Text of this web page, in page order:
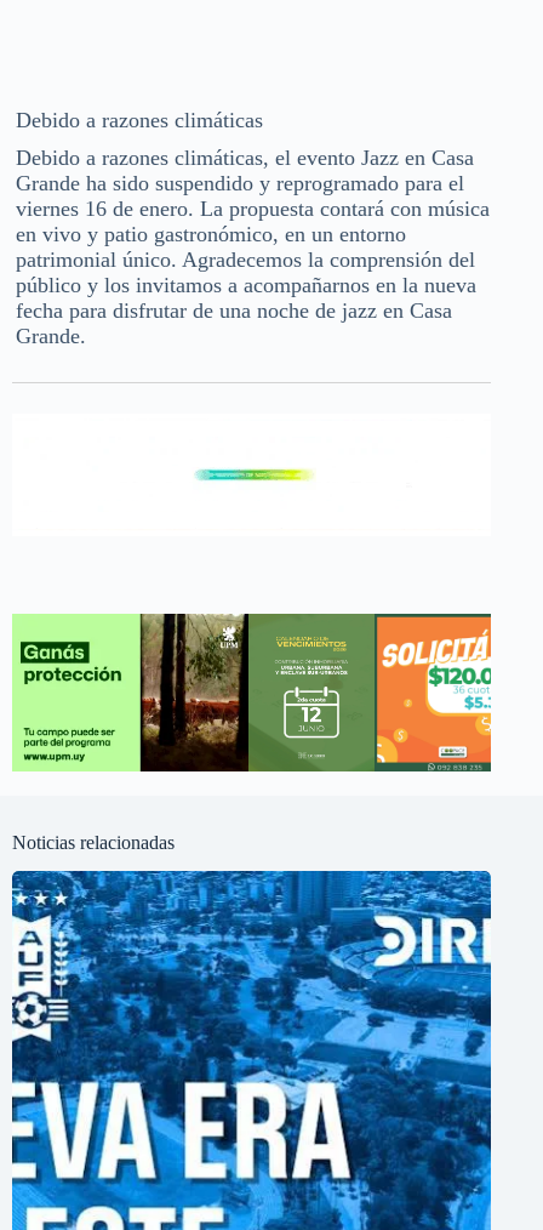
Debido a razones climáticas
Debido a razones climáticas, el evento Jazz en Casa
Grande ha sido suspendido y reprogramado para el
viernes 16 de enero. La propuesta contará con música
en vivo y patio gastronómico, en un entorno
patrimonial único. Agradecemos la comprensión del
público y los invitamos a acompañarnos en la nueva
fecha para disfrutar de una noche de jazz en Casa
Grande.
Noticias relacionadas